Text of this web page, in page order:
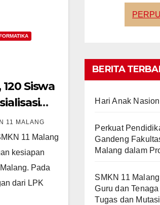
Siswa
11 MALANG
11 Malang
kesiapan
Pada
dari LPK
BERITA
Hari Anak
Perkuat
Gandeng
Malang dalam
SMKN 11
Guru dan
Tugas dan